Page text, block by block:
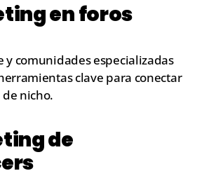
en foros
y comunidades especializadas
clave para conectar
nicho.
de